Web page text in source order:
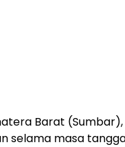
Barat
selama masa